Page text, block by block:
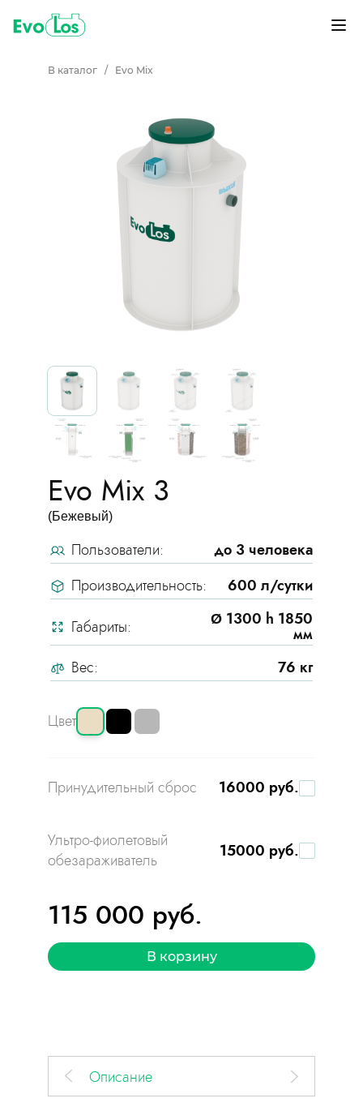
В каталог / Evo Mix
Evo Mix 3
(Бежевый)
Пользователи:
до 3 человека
Производительность:
600 л/сутки
Габариты:
Ø 1300 h 1850
мм
Вес:
76 кг
Цвет
Принудительный сброс 16000 руб.
Ультро-фиолетовый
обезараживатель
15000 руб.
115 000 руб.
В корзину
Описание